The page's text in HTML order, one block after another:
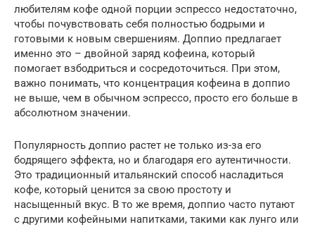
любителям кофе одной порции эспрессо недостаточно,
чтобы почувствовать себя полностью бодрыми и
готовыми к новым свершениям. Доппио предлагает
именно это – двойной заряд кофеина, который
помогает взбодриться и сосредоточиться. При этом,
важно понимать, что концентрация кофеина в доппио
не выше, чем в обычном эспрессо, просто его больше в
абсолютном значении.
Популярность доппио растет не только из-за его
бодрящего эффекта, но и благодаря его аутентичности.
Это традиционный итальянский способ насладиться
кофе, который ценится за свою простоту и
насыщенный вкус. В то же время, доппио часто путают
с другими кофейными напитками, такими как лунго или